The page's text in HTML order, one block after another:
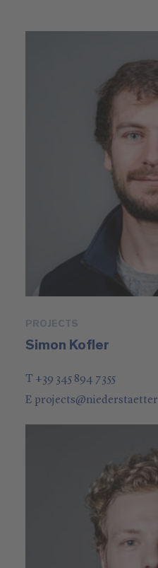
PROJECTS
Simon Kofler
T +39 345 894 7355
E projects@niederstaetter